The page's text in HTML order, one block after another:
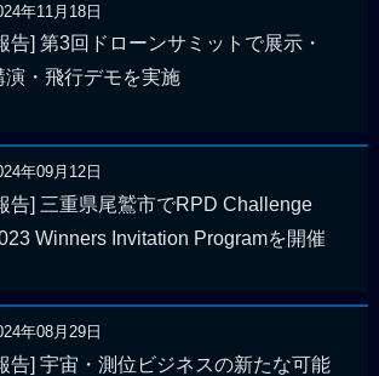
年11月18日
告] 第3回ドローンサミットで展示・
演・飛行デモを実施
年09月12日
告] 三重県尾鷲市でRPD Challenge
Winners Invitation Programを開催
年08月29日
告] 宇宙・測位ビジネスの新たな可能